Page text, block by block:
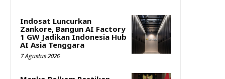
Indosat Luncurkan
Zankore, Bangun AI Factory
1 GW Jadikan Indonesia Hub
AI Asia Tenggara
7 Agustus 2026